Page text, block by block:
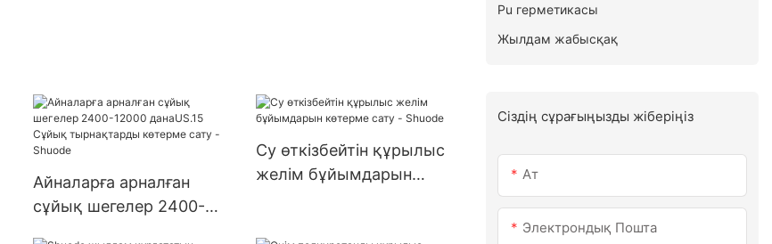
Айналарға арналған
сұйық шегелер 2400-
Су өткізбейтін құрылыс
желім бұйымдарын
Pu герметикасы
Жылдам жабысқақ
Сіздің сұрағыңызды жіберіңіз
Ат
Электрондық Пошта